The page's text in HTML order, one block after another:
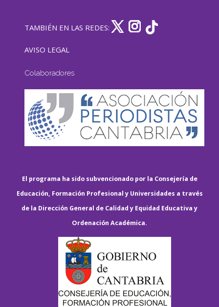
TAMBIÉN EN LAS REDES:
AVISO LEGAL
Colaboradores
El programa ha sido subvencionado por la Consejería de
Educación, Formación Profesional y Universidades a través
de la Dirección General de Calidad y Equidad Educativa y
Ordenación Académica.